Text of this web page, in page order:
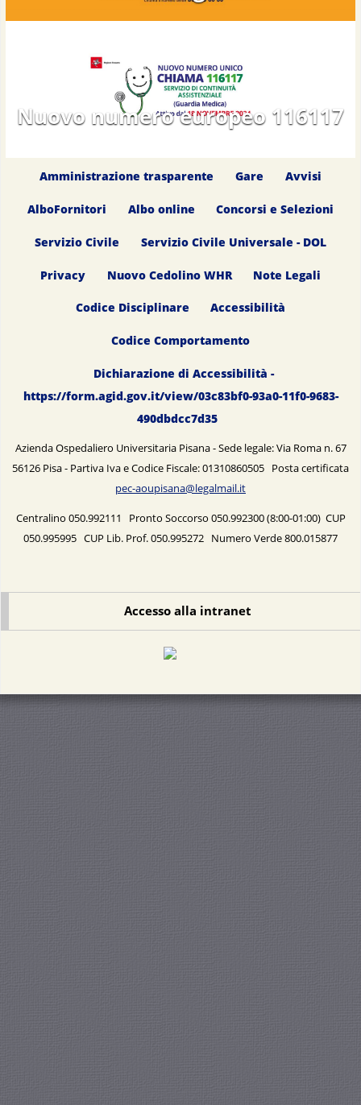
Nuovo numero europeo 116117
Amministrazione trasparente Gare Avvisi
AlboFornitori Albo online Concorsi e Selezioni
Servizio Civile Servizio Civile Universale - DOL
Privacy Nuovo Cedolino WHR Note Legali
Codice Disciplinare Accessibilità
Codice Comportamento
Dichiarazione di Accessibilità -
https://form.agid.gov.it/view/03c83bf0-93a0-11f0-9683-
490dbdcc7d35
Azienda Ospedaliero Universitaria Pisana - Sede legale: Via Roma n. 67
56126 Pisa - Partiva Iva e Codice Fiscale: 01310860505 Posta certificata
pec-aoupisana@legalmail.it
Centralino 050.992111 Pronto Soccorso 050.992300 (8:00-01:00) CUP
050.995995 CUP Lib. Prof. 050.995272 Numero Verde 800.015877
Accesso alla intranet